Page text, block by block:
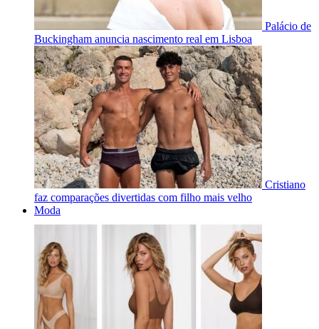
Palácio de
Buckingham anuncia nascimento real em Lisboa
Cristiano
faz comparações divertidas com filho mais velho
Moda